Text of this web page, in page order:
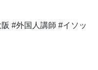
#外国人講師 #イソッ